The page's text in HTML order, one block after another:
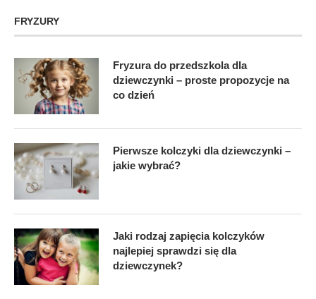
FRYZURY
Fryzura do przedszkola dla
dziewczynki – proste propozycje na
co dzień
Pierwsze kolczyki dla dziewczynki –
jakie wybrać?
Jaki rodzaj zapięcia kolczyków
najlepiej sprawdzi się dla
dziewczynek?